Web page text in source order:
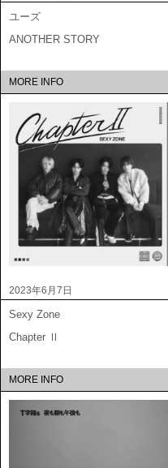
ユーズ
ANOTHER STORY
MORE INFO
2023年6月7日
Sexy Zone
Chapter Ⅱ
MORE INFO